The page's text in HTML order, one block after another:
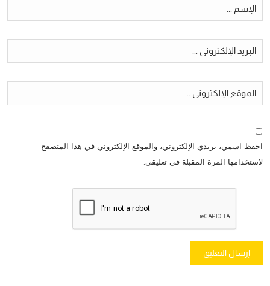
احفظ اسمي، بريدي الإلكتروني، والموقع الإلكتروني في هذا المتصفح
لاستخدامها المرة المقبلة في تعليقي.